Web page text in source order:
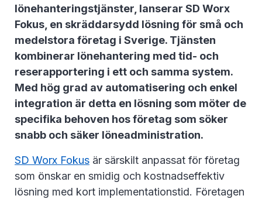
lönehanteringstjänster, lanserar SD Worx
Fokus, en skräddarsydd lösning för små och
medelstora företag i Sverige. Tjänsten
kombinerar lönehantering med tid- och
reserapportering i ett och samma system.
Med hög grad av automatisering och enkel
integration är detta en lösning som möter de
specifika behoven hos företag som söker
snabb och säker löneadministration.
SD Worx Fokus är särskilt anpassat för företag
som önskar en smidig och kostnadseffektiv
lösning med kort implementationstid. Företagen